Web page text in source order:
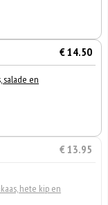
€ 14.50
salade en
€ 13.95
hete kip en